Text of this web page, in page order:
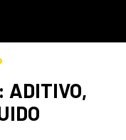
ADITIVO,